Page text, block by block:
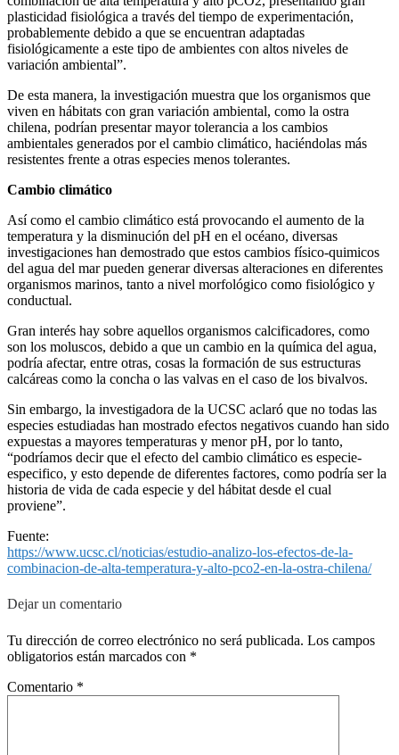
plasticidad fisiológica a través del tiempo de experimentación,
probablemente debido a que se encuentran adaptadas
fisiológicamente a este tipo de ambientes con altos niveles de
variación ambiental”.
De esta manera, la investigación muestra que los organismos que
viven en hábitats con gran variación ambiental, como la ostra
chilena, podrían presentar mayor tolerancia a los cambios
ambientales generados por el cambio climático, haciéndolas más
resistentes frente a otras especies menos tolerantes.
Cambio climático
Así como el cambio climático está provocando el aumento de la
temperatura y la disminución del pH en el océano, diversas
investigaciones han demostrado que estos cambios físico-quimicos
del agua del mar pueden generar diversas alteraciones en diferentes
organismos marinos, tanto a nivel morfológico como fisiológico y
conductual.
Gran interés hay sobre aquellos organismos calcificadores, como
son los moluscos, debido a que un cambio en la química del agua,
podría afectar, entre otras, cosas la formación de sus estructuras
calcáreas como la concha o las valvas en el caso de los bivalvos.
Sin embargo, la investigadora de la UCSC aclaró que no todas las
especies estudiadas han mostrado efectos negativos cuando han sido
expuestas a mayores temperaturas y menor pH, por lo tanto,
“podríamos decir que el efecto del cambio climático es especie-
especifico, y esto depende de diferentes factores, como podría ser la
historia de vida de cada especie y del hábitat desde el cual
proviene”.
Fuente:
https://www.ucsc.cl/noticias/estudio-analizo-los-efectos-de-la-
combinacion-de-alta-temperatura-y-alto-pco2-en-la-ostra-chilena/
Dejar un comentario
Tu dirección de correo electrónico no será publicada. Los campos
obligatorios están marcados con *
Comentario *